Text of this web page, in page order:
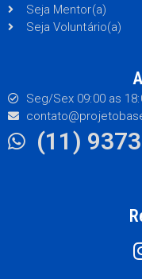
Seja Mentor(a)
Seja Voluntário(a)
Seg/Sex 09:00 as
(11)